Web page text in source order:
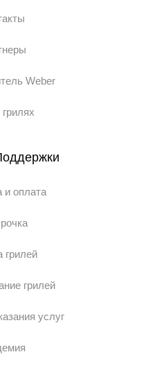
Weber
и оплата
грилей
грилей
услуг